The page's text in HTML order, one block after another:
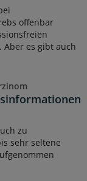
offenbar
Aber es gibt auch
zu
sehr seltene